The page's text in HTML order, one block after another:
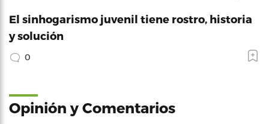
El sinhogarismo juvenil tiene rostro, historia
y solución
0
Opinión y Comentarios